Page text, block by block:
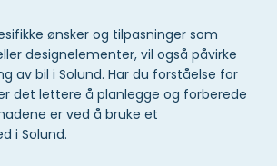
ønsker og tilpasninger som
designelementer, vil også påvirke
av bil i Solund. Har du forståelse for
det lettere å planlegge og forberede
er ved å bruke et
i Solund.